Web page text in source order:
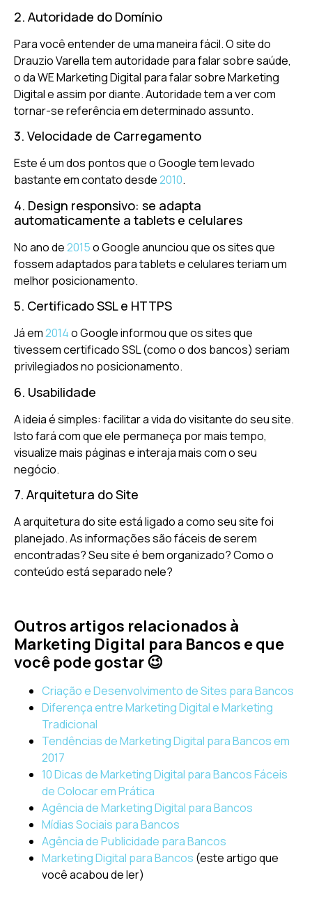
2. Autoridade do Domínio
Para você entender de uma maneira fácil. O site do
Drauzio Varella tem autoridade para falar sobre saúde,
o da WE Marketing Digital para falar sobre Marketing
Digital e assim por diante. Autoridade tem a ver com
tornar-se referência em determinado assunto.
3. Velocidade de Carregamento
Este é um dos pontos que o Google tem levado
bastante em contato desde2010.
4. Design responsivo: se adapta
automaticamente a tablets e celulares
No ano de2015o Google anunciou que os sites que
fossem adaptados para tablets e celulares teriam um
melhor posicionamento.
5. Certificado SSL e HTTPS
Já em2014o Google informou que os sites que
tivessem certificado SSL (como o dos bancos) seriam
privilegiados no posicionamento.
6. Usabilidade
A ideia é simples: facilitar a vida do visitante do seu site.
Isto fará com que ele permaneça por mais tempo,
visualize mais páginas e interaja mais com o seu
negócio.
7. Arquitetura do Site
A arquitetura do site está ligado a como seu site foi
planejado. As informações são fáceis de serem
encontradas? Seu site é bem organizado? Como o
conteúdo está separado nele?
Outros artigos relacionados à
Marketing Digital para Bancos e que
você pode gostar 😉
Criação e Desenvolvimento de Sites para Bancos
Diferença entre Marketing Digital e Marketing
Tradicional
Tendências de Marketing Digital para Bancos em
2017
10 Dicas de Marketing Digital para Bancos Fáceis
de Colocar em Prática
Agência de Marketing Digital para Bancos
Mídias Sociais para Bancos
Agência de Publicidade para Bancos
Marketing Digital para Bancos (este artigo que
você acabou de ler)